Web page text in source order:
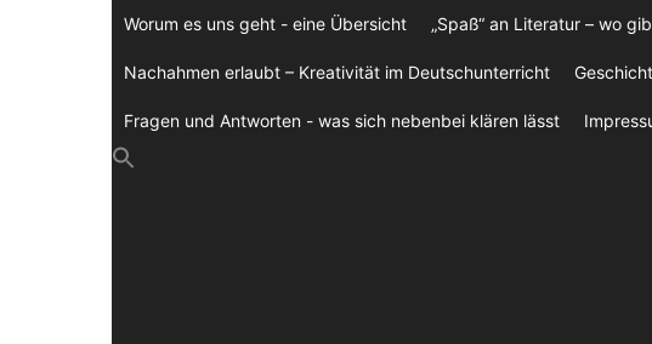
Worum es uns geht - eine Übersicht „Spaß“ an Literatur – wo
Nachahmen erlaubt – Kreativität im Deutschunterricht
Fragen und Antworten - was sich nebenbei klären lässt